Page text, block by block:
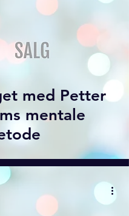
med Petter
mentale